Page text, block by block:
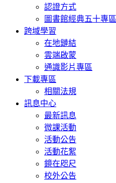
認證方式
圖書館經典五十專區
跨域學習
在地鏈結
雲端啟蒙
通識影片專區
下載專區
相關法規
訊息中心
最新訊息
微課活動
活動公告
活動花絮
鏡在咫尺
校外公告